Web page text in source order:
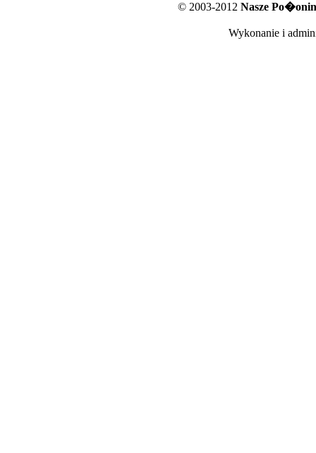
© 2003-2012 Nasze
Wykonanie i